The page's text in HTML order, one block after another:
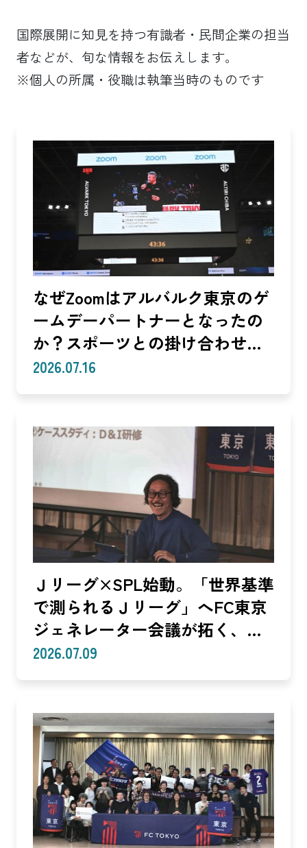
国際展開に知見を持つ有識者・民間企業の担当
者などが、旬な情報をお伝えします。
※個人の所属・役職は執筆当時のものです
なぜZoomはアルバルク東京のゲ
ームデーパートナーとなったの
か？スポーツとの掛け合わせで
生まれる体験
2026.07.16
Ｊリーグ×SPL始動。「世界基準
で測られるＪリーグ」へFC東京
ジェネレーター会議が拓く、
「社会価値」を投資言語に変え
クラブは「社会実装」のハブへ
—（Splat Inc. 横井良昭）【後
編】
2026.07.09